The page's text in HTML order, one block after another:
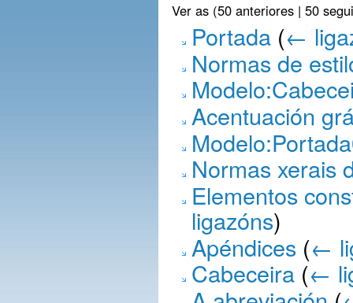
Ver as (50 anteriores | 50
Portada (←
Normas de
Acentuación
Normas xerais
Elementos
ligazóns)
Apéndices (←
Cabeceira (←